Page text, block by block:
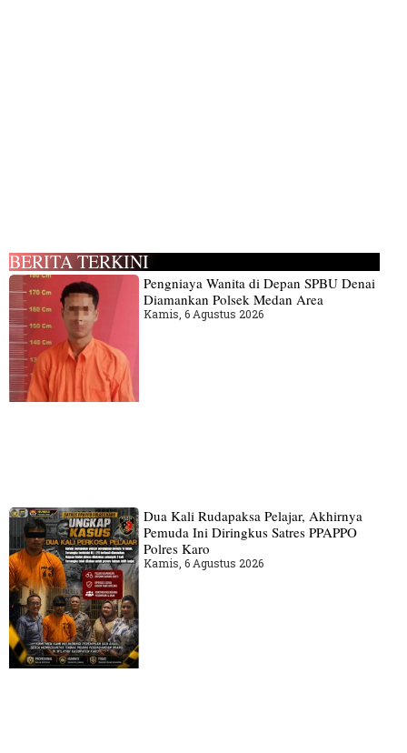
BERITA TERKINI
Pengniaya Wanita di Depan SPBU Denai
Diamankan Polsek Medan Area
Kamis, 6 Agustus 2026
Dua Kali Rudapaksa Pelajar, Akhirnya
Pemuda Ini Diringkus Satres PPAPPO
Polres Karo
Kamis, 6 Agustus 2026